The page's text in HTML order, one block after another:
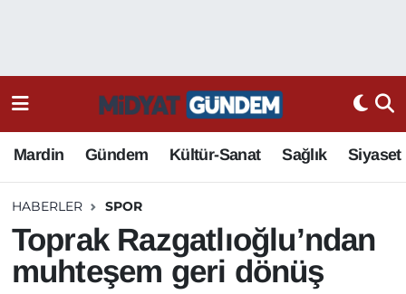
Mardin Gündem Kültür-Sanat Sağlık Siyaset
HABERLER SPOR
Toprak Razgatlıoğlu’ndan
muhteşem geri dönüş